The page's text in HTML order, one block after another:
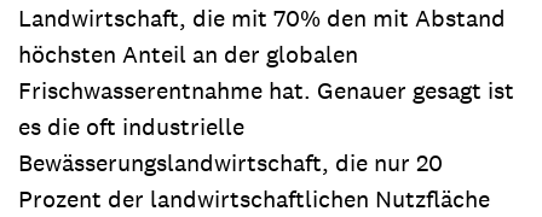
Landwirtschaft, die mit 70% den mit Abstand
höchsten Anteil an der globalen
Frischwasserentnahme hat. Genauer gesagt ist
es die oft industrielle
Bewässerungslandwirtschaft, die nur 20
Prozent der landwirtschaftlichen Nutzfläche